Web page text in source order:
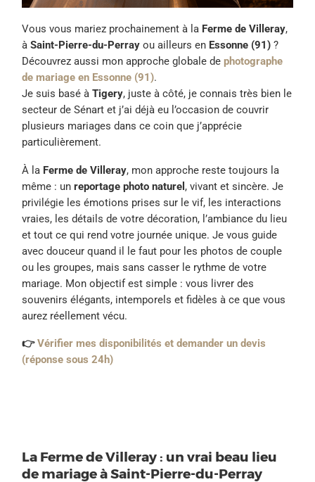
Vous vous mariez prochainement à la Ferme de Villeray,
àSaint-Pierre-du-Perray ou ailleurs en Essonne (91) ?
Découvrez aussi mon approche globale dephotographe
de mariage en Essonne (91).
Je suis basé àTigery, juste à côté, je connais très bien le
secteur de Sénart et j’ai déjà eu l’occasion de couvrir
plusieurs mariages dans ce coin que j’apprécie
particulièrement.
À la Ferme de Villeray, mon approche reste toujours la
même : unreportage photo naturel , vivant et sincère. Je
privilégie les émotions prises sur le vif, les interactions
vraies, les détails de votre décoration, l’ambiance du lieu
et tout ce qui rend votre journée unique. Je vous guide
avec douceur quand il le faut pour les photos de couple
ou les groupes, mais sans casser le rythme de votre
mariage. Mon objectif est simple : vous livrer des
souvenirs élégants, intemporels et fidèles à ce que vous
aurez réellement vécu.
👉Vérifier mes disponibilités et demander un devis
(réponse sous 24h)
La Ferme de Villeray : un vrai beau lieu
de mariage à Saint-Pierre-du-Perray